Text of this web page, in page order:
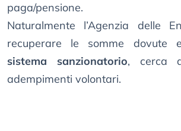
paga/pensione.
Naturalmente l’Agenzia delle
recuperare le somme dovute
sistema sanzionatorio, cerca
adempimenti volontari.